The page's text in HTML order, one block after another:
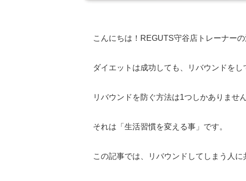
こんにちは！REGUTS守谷店トレーナーの
ダイエットは成功しても、リバウンドをし
リバウンドを防ぐ方法は1つしかありません
それは「生活習慣を変える事」です。
この記事では、リバウンドしてしまう人